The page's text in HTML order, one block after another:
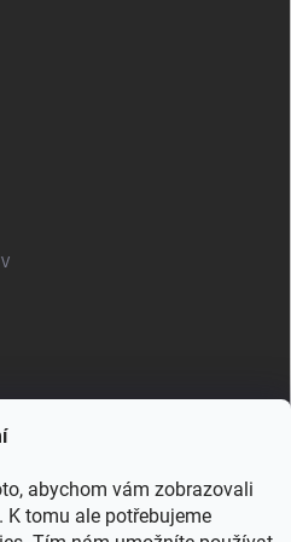
abychom vám zobrazovali
K tomu ale potřebujeme